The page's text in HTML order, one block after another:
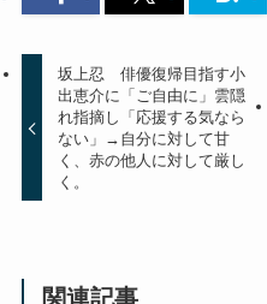
坂上忍 俳優復帰目指す小
出恵介に「ご自由に」雲隠
れ指摘し「応援する気なら
ない」→自分に対して甘
く、赤の他人に対して厳し
く。
関連記事